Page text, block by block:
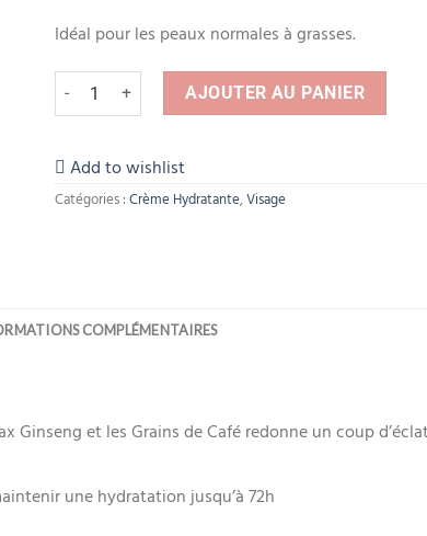
Idéal pour les peaux normales à grasses.
quantité de Origins GinZing Gel Hydratant Énergisant
AJOUTER AU PANIER
Add to wishlist
Catégories :Crème Hydratante,Visage
COMPLÉMENTAIRES
Ginseng et les Grains de Café redonne un coup
une hydratation jusqu’à 72h